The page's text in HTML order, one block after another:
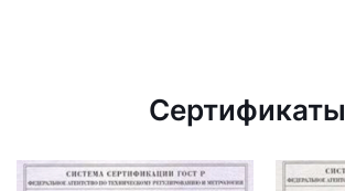
Сертификаты